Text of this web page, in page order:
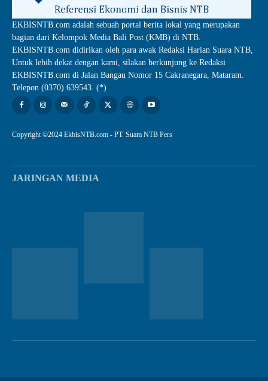
EKBISNTB.com adalah sebuah portal berita lokal yang merupakan
bagian dari Kelompok Media Bali Post (KMB) di NTB.
EKBISNTB.com didirikan oleh para awak Redaksi Harian Suara NTB,
Untuk lebih dekat dengan kami, silakan berkunjung ke Redaksi
EKBISNTB.com di Jalan Bangau Nomor 15 Cakranegara, Mataram.
Telepon (0370) 639543. (*)
Copyright ©2024 EkbisNTB.com - PT. Suara NTB Pers
JARINGAN MEDIA